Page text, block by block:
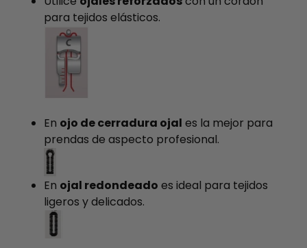
para tejidos elásticos.
En ojo de cerradura ojal es la mejor para
prendas de aspecto profesional.
En ojal redondeado es ideal para tejidos
ligeros y delicados.